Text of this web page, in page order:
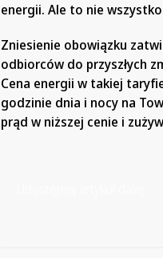
energii. Ale to nie
Zniesienie obowiązku
odbiorców do przyszłych
Cena energii w takiej
godzinie dnia i nocy na
prąd w niższej cenie i